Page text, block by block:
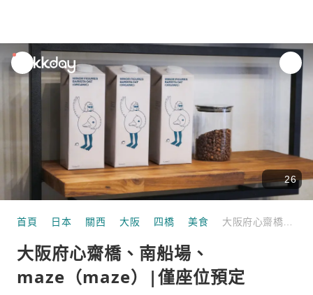
unread
notifications
26
首頁 日本 關西 大阪 四橋 美食
大阪府心齋橋、南船場、
maze（maze）|僅座位預定